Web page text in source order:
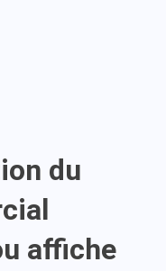
du
affiche